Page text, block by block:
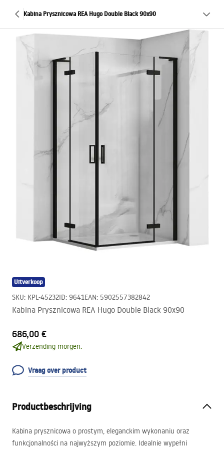
Kabina Prysznicowa REA Hugo Double Black 90x90
Uitverkoop
SKU: KPL-45232ID: 9641EAN: 5902557382842
Kabina Prysznicowa REA Hugo Double Black 90x90
686,00 €
Verzending morgen.
Vraag over product
Productbeschrijving
Kabina prysznicowa o prostym, eleganckim wykonaniu oraz
funkcjonalności na najwyższym poziomie. Idealnie wypełni